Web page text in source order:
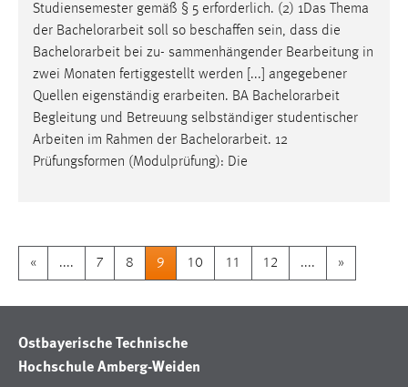
Studiensemester gemäß § 5 erforderlich. (2) 1Das Thema
der Bachelorarbeit soll so beschaffen sein, dass die
Bachelorarbeit bei zu- sammenhängender Bearbeitung in
zwei Monaten fertiggestellt werden [...] angegebener
Quellen eigenständig erarbeiten. BA Bachelorarbeit
Begleitung und Betreuung selbständiger studentischer
Arbeiten im Rahmen der Bachelorarbeit. 12
Prüfungsformen (Modulprüfung): Die
« .... 7 8 9 10 11 12 .... »
Ostbayerische Technische
Hochschule Amberg-Weiden